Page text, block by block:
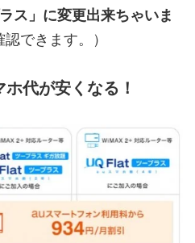
ス」に変更出来ちゃいま
できます。）
代が安くなる！